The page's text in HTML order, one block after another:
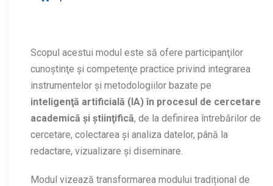
Scopul acestui modul este să ofere participanţilor
cunoştinţe și competenţe practice privind integrarea
instrumentelor şi metodologiilor bazate pe
inteligenţă artificială (IA) în procesul de cercetare
academică și știinţifică, de la definirea întrebărilor de
cercetare, colectarea și analiza datelor, până la
redactare, vizualizare și diseminare.
Modul vizează transformarea modului tradițional de